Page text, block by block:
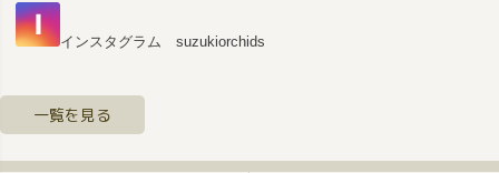
インスタグラム suzukiorchids
一覧を見る